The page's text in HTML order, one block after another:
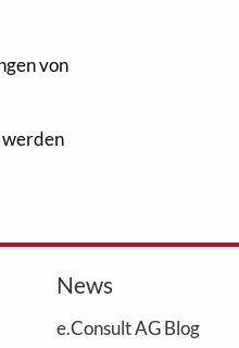
von
News
e.Consult AG Blog